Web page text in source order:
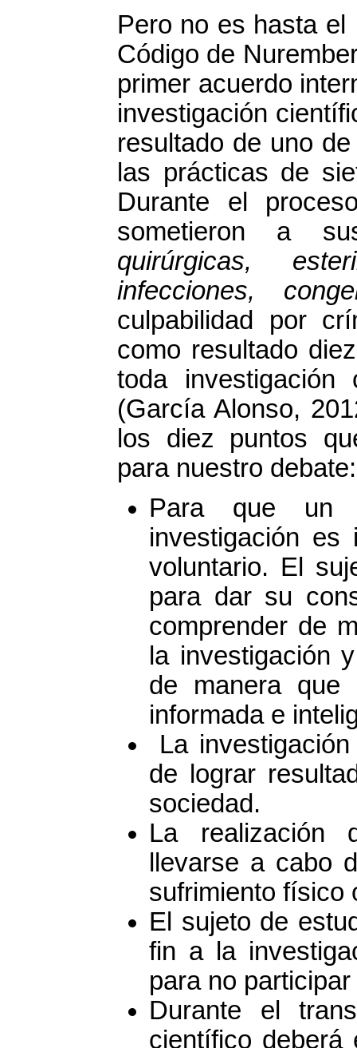
Pero no es hasta
Código de
primer acuerdo
investigación
resultado de uno
las prácticas de
Durante el
sometieron a
quirúrgicas,
infecciones,
culpabilidad por
como resultado
toda
(García Alonso,
los diez puntos
para nuestro debate:
Para que un
investigación es
voluntario. El
para dar su
comprender de
la investigación
de manera que
informada e
La
de lograr
sociedad.
La realización
llevarse a cabo
sufrimiento físico
El sujeto de
fin a la
para no
Durante el
científico deberá